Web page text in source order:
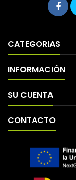
CATEGORIAS
INFORMACIÓN
SU CUENTA
CONTACTO